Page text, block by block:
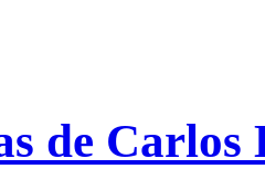
de